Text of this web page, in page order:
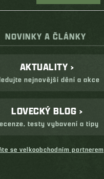
NOVINKY A ČLÁNKY
AKTUALITY ›
nejnovější dění a akce
LOVECKÝ BLOG ›
testy vybavení a tipy
se velkoobchodním partnerem